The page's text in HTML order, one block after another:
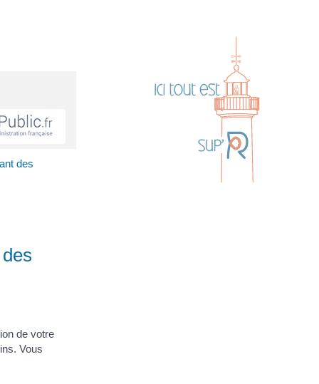
des
de votre
Vous